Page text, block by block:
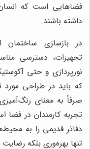
فضاهایی است که
داشته باشند.
در بازسازی ساختمان
تجهیزات، دسترسی
نورپردازی و حتی
که باید در طراحی مورد
صرفاً به معنای
تجربه کارمندان در فضا
دفاتر قدیمی را به
تنها بهره‌وری بلکه